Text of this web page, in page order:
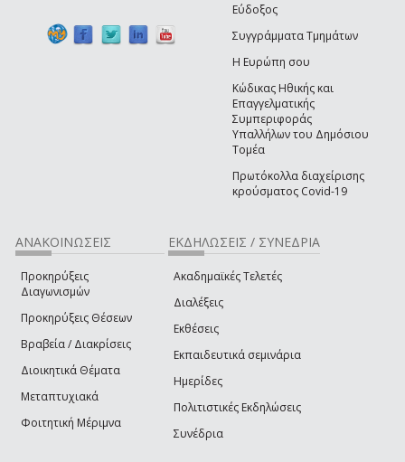
Εύδοξος
Συγγράμματα Τμημάτων
Η Ευρώπη σου
Κώδικας Ηθικής και
Επαγγελματικής
Συμπεριφοράς
Υπαλλήλων του Δημόσιου
Τομέα
Πρωτόκολλα διαχείρισης
κρούσματος Covid-19
ΑΝΑΚΟΙΝΩΣΕΙΣ
Προκηρύξεις
Διαγωνισμών
Προκηρύξεις Θέσεων
Βραβεία / Διακρίσεις
Διοικητικά Θέματα
Μεταπτυχιακά
Φοιτητική Μέριμνα
ΕΚΔΗΛΩΣΕΙΣ / ΣΥΝΕΔΡΙΑ
Ακαδημαϊκές Τελετές
Διαλέξεις
Εκθέσεις
Εκπαιδευτικά σεμινάρια
Ημερίδες
Πολιτιστικές Εκδηλώσεις
Συνέδρια